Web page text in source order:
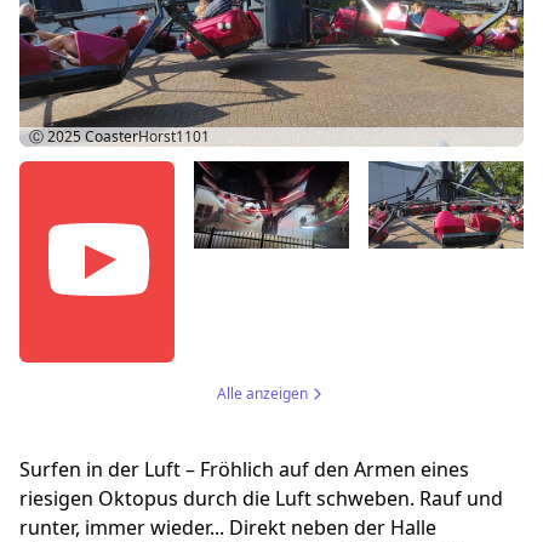
Surfen in der Luft – Fröhlich auf den Armen eines
riesigen Oktopus durch die Luft schweben. Rauf und
runter, immer wieder... Direkt neben der Halle
Ⓒ 2025CoasterHorst1101
Alle anzeigen